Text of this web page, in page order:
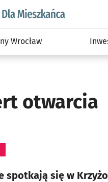
wroclaw.pl podserwis:
Wrocław
otwarcia
spotkają się w